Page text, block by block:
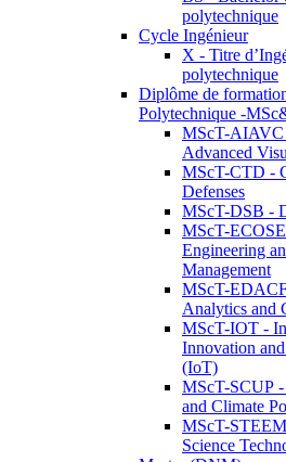
polytechnique
Cycle Ingénieur
X - Titre
polytechnique
Diplôme de
Polytechnique -
MScT-AIAVC
Advanced
MScT-CTD -
Defenses
MScT-DSB -
MScT-
Engineering
Management
MScT-
Analytics and
MScT-IOT -
Innovation
(IoT)
MScT-SCUP
and Climate
MScT-
Science